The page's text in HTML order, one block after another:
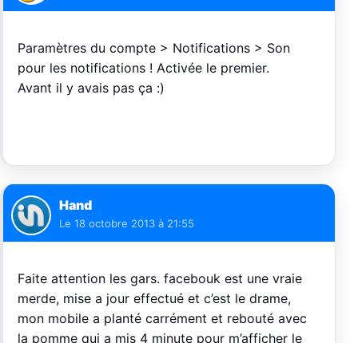
Paramètres du compte > Notifications > Son
pour les notifications ! Activée le premier.
Avant il y avais pas ça :)
Hand
Le 18 octobre 2013 à 21:55
Faite attention les gars. facebouk est une vraie
merde, mise a jour effectué et c’est le drame,
mon mobile a planté carrément et rebouté avec
la pomme qui a mis 4 minute pour m’afficher le